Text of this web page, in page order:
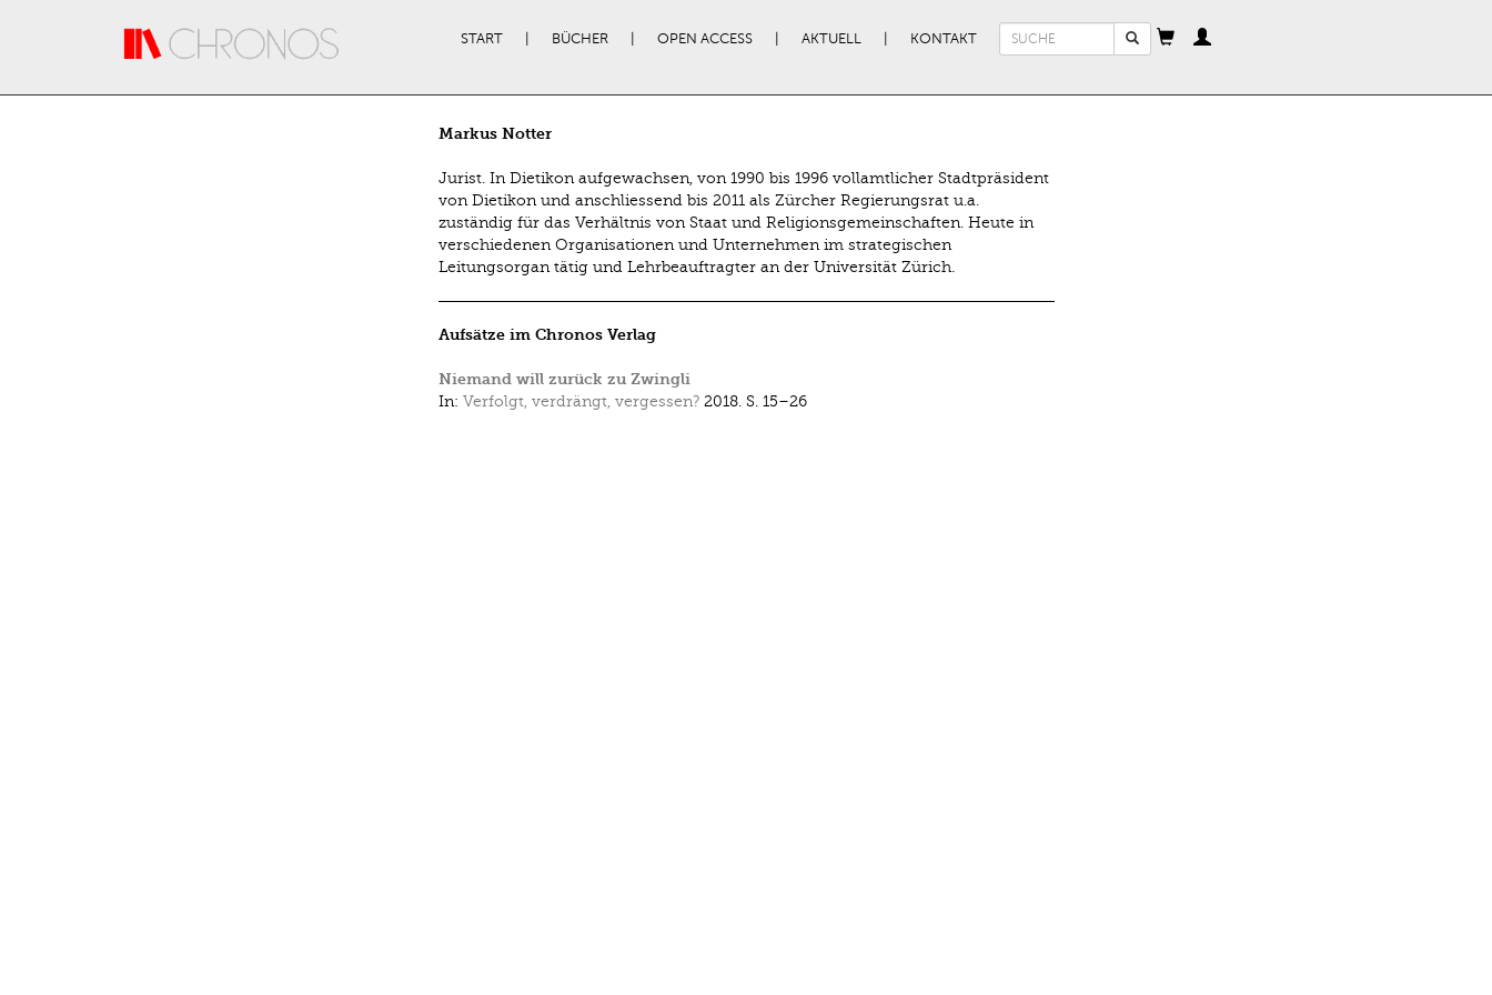
START BÜCHER OPEN ACCESS AKTUELL KONTAKT
Suchformular
Markus Notter
Jurist. In Dietikon aufgewachsen, von 1990 bis 1996 vollamtlicher Stadtpräsident
von Dietikon und anschliessend bis 2011 als Zürcher Regierungsrat u.a.
zuständig für das Verhältnis von Staat und Religionsgemeinschaften. Heute in
verschiedenen Organisationen und Unternehmen im strategischen
Leitungsorgan tätig und Lehrbeauftragter an der Universität Zürich.
Aufsätze im Chronos Verlag
Niemand will zurück zu Zwingli
In: Verfolgt, verdrängt, vergessen? 2018. S. 15–26